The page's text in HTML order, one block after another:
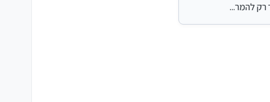
רק להמר...